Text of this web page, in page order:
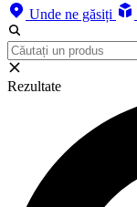
Unde ne găsiți
Rezultate